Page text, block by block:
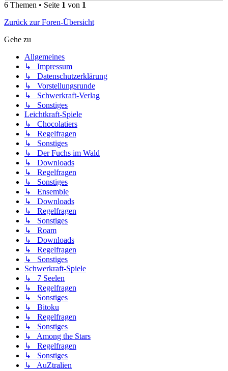
6 Themen • Seite 1 von 1
Zurück zur Foren-Übersicht
Gehe zu
Allgemeines
↳ Impressum
↳ Datenschutzerklärung
↳ Vorstellungsrunde
↳ Schwerkraft-Verlag
↳ Sonstiges
Leichtkraft-Spiele
↳ Chocolatiers
↳ Regelfragen
↳ Sonstiges
↳ Der Fuchs im Wald
↳ Downloads
↳ Regelfragen
↳ Sonstiges
↳ Ensemble
↳ Downloads
↳ Regelfragen
↳ Sonstiges
↳ Roam
↳ Downloads
↳ Regelfragen
↳ Sonstiges
Schwerkraft-Spiele
↳ 7 Seelen
↳ Regelfragen
↳ Sonstiges
↳ Bitoku
↳ Regelfragen
↳ Sonstiges
↳ Among the Stars
↳ Regelfragen
↳ Sonstiges
↳ AuZtralien